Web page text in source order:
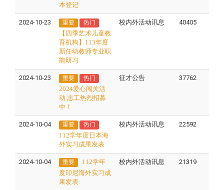
本登记
2024-10-23 重要 热门
【四季艺术儿童教
育机构】113年度
新任幼教师专业职
能研习
校内外活动讯息 40405
2024-10-23 重要 热门
2024爱心闯关活
动 志工热烈招募
中！
征才公告 37762
2024-10-04 重要 热门
112学年度日本海
外实习成果发表
校内外活动讯息 22592
2024-10-04 重要
112学年
度印尼海外实习成
果发表
校内外活动讯息 21319